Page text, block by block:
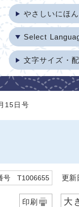
やさしいにほ
Select
文字サイズ・
15日号
号 T1006655 更新
印刷 大